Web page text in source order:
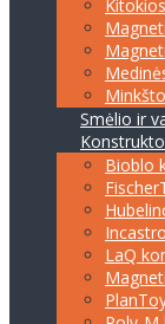
Smėlio ir
Bioblo
LaQ